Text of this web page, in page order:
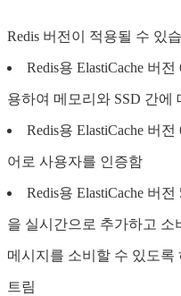
Redis 버전이 적용될 수 있
Redis용 ElastiCache 버
용하여 메모리와 SSD 간에
Redis용 ElastiCache 버
어로 사용자를 인증함
Redis용 ElastiCache 버
을 실시간으로 추가하고 소
메시지를 소비할 수 있도록
트림